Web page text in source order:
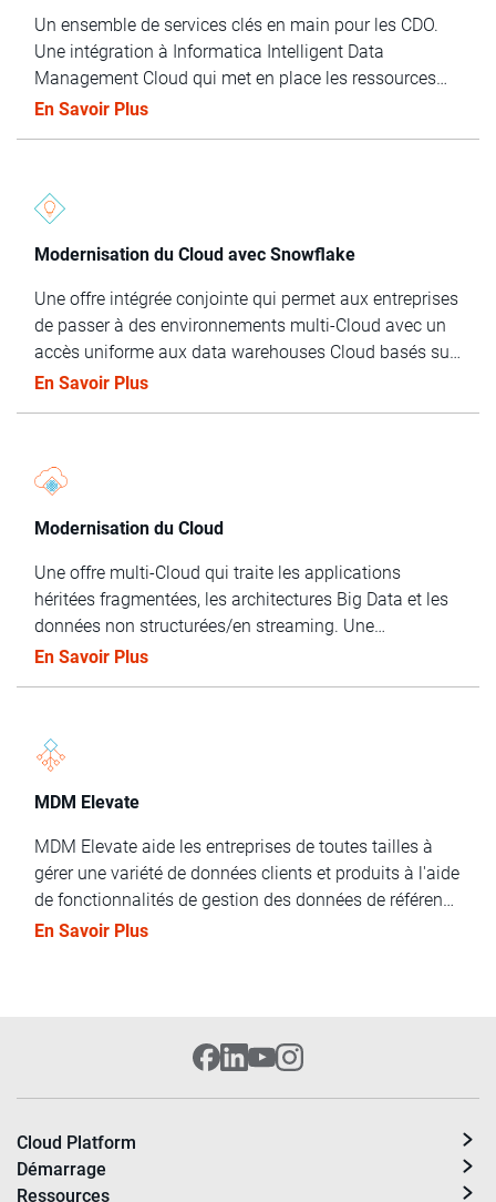
Un ensemble de services clés en main pour les CDO.
Une intégration à Informatica Intelligent Data
Management Cloud qui met en place les ressources
humaines et la technologie nécessaires pour évaluer,
En Savoir Plus
Modernisation du Cloud avec Snowflake
Une offre intégrée conjointe qui permet aux entreprises
de passer à des environnements multi-Cloud avec un
accès uniforme aux data warehouses Cloud basés sur
Snowflake.
En Savoir Plus
Modernisation du Cloud
Une offre multi-Cloud qui traite les applications
héritées fragmentées, les architectures Big Data et les
données non structurées/en streaming. Une
intégration à Informatica Intelligent Data Management
En Savoir Plus
MDM Elevate
MDM Elevate aide les entreprises de toutes tailles à
gérer une variété de données clients et produits à l'aide
de fonctionnalités de gestion des données de référence
multidomaines et de technologies sociales et
En Savoir Plus
Cloud Platform
Démarrage
Ressources